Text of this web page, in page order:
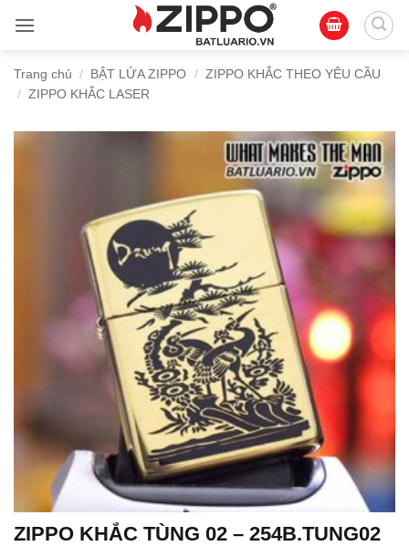
qua
dungTrang chủ / BẬT LỬA ZIPPO / ZIPPO KHẮC THEO YÊU CẦU
/ ZIPPO KHẮC LASER
ZIPPO KHẮC TÙNG 02 – 254B.TUNG02